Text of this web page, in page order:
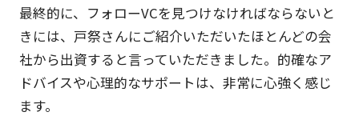
最終的に、フォローVCを見つけなければならないと
きには、戸祭さんにご紹介いただいたほとんどの会
社から出資すると言っていただきました。的確なア
ドバイスや心理的なサポートは、非常に心強く感じ
ます。